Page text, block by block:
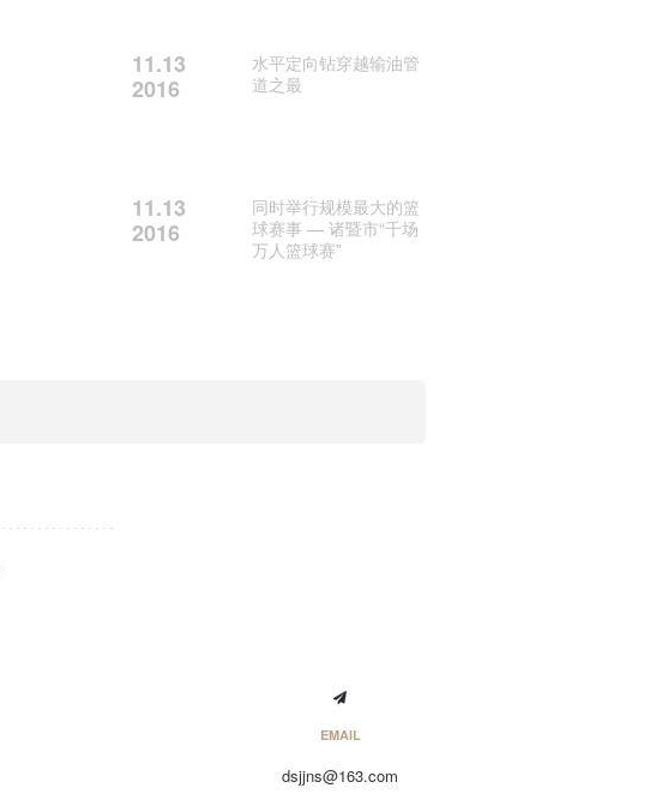
11.13
2016
水平定向钻穿越输油管
道之最
11.13
2016
同时举行规模最大的篮
球赛事 — 诸暨市“千场
万人篮球赛”
EMAIL
dsjjns@163.com